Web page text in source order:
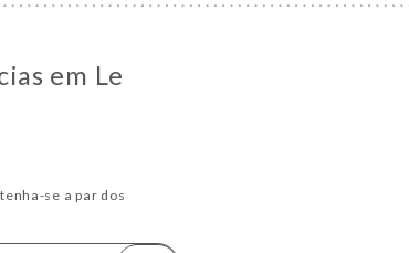
em Le
se a par dos